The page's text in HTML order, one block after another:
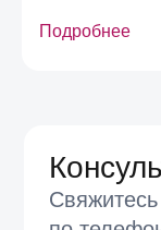
работают как
тонкой цепочки
комплект, проще
коллекции: у
Подробнее